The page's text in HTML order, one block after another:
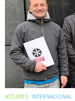
ASTURIES INTERNACIONAL